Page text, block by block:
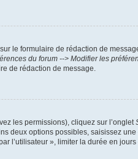
sur le formulaire de rédaction de
du forum --> Modifier les
de rédaction de message.
les permissions), cliquez sur l’onglet
deux options possibles, saisissez
l’utilisateur », limiter la durée en